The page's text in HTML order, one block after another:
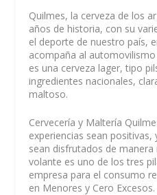
Quilmes, la cerveza de los
años de historia, con su
el deporte de nuestro país,
acompaña al
es una cerveza lager, tipo
ingredientes nacionales,
maltoso.
Cervecería y Maltería
experiencias sean
sean disfrutados de manera
volante es uno de los tres
empresa para el consumo
en Menores y Cero Excesos.